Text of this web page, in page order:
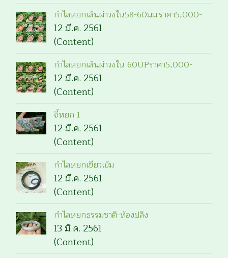
กำไลหยกเส้นผ่าวงใน58-60มม.ราคา5,000-
12 มี.ค. 2561
(Content)
กำไลหยกเส้นผ่าวงใน 60UPราคา5,000-
12 มี.ค. 2561
(Content)
จี้หยก 1
12 มี.ค. 2561
(Content)
กำไลหยกเขียวเข้ม
12 มี.ค. 2561
(Content)
กำไลหยกธรรมชาติ-ท้องปลิง
13 มี.ค. 2561
(Content)